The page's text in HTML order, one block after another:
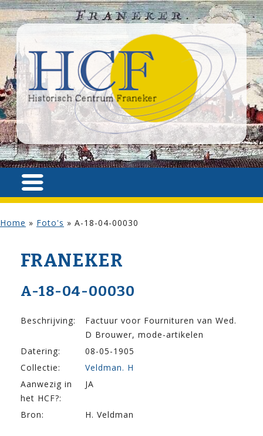
Home » Foto's » A-18-04-00030
FRANEKER
A-18-04-00030
Beschrijving:
Factuur voor Fournituren van Wed.
D Brouwer, mode-artikelen
Datering:
08-05-1905
Collectie:
Veldman. H
Aanwezig in
het HCF?:
JA
Bron: H. Veldman